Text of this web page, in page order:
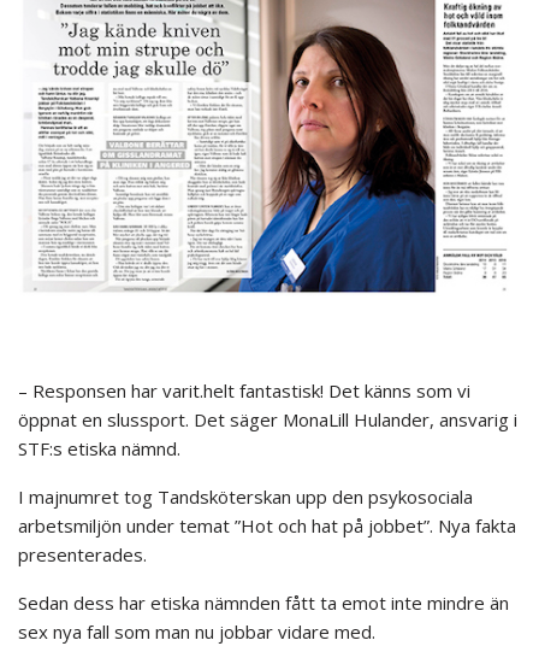
– Responsen har varit.helt fantastisk! Det känns som vi
öppnat en slussport. Det säger MonaLill Hulander, ansvarig i
STF:s etiska nämnd.
I majnumret tog Tandsköterskan upp den psykosociala
arbetsmiljön under temat ”Hot och hat på jobbet”. Nya fakta
presenterades.
Sedan dess har etiska nämnden fått ta emot inte mindre än
sex nya fall som man nu jobbar vidare med.